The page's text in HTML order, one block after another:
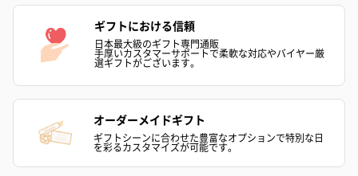
ギフトにおける信頼
日本最大級のギフト専門通販
手厚いカスタマーサポートで柔軟な対応やバイヤー厳
選ギフトがございます。
オーダーメイドギフト
ギフトシーンに合わせた豊富なオプションで特別な日
を彩るカスタマイズが可能です。